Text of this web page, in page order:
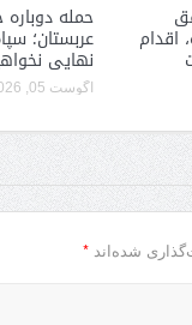
حمله
عربستان؛
نهایی
آگوست 05, 2026
شده‌اند *